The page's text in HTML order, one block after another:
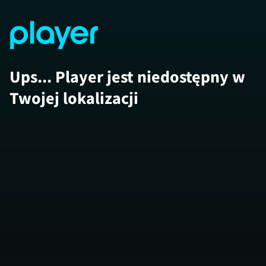
Ups... Player jest niedostępny w
Twojej lokalizacji